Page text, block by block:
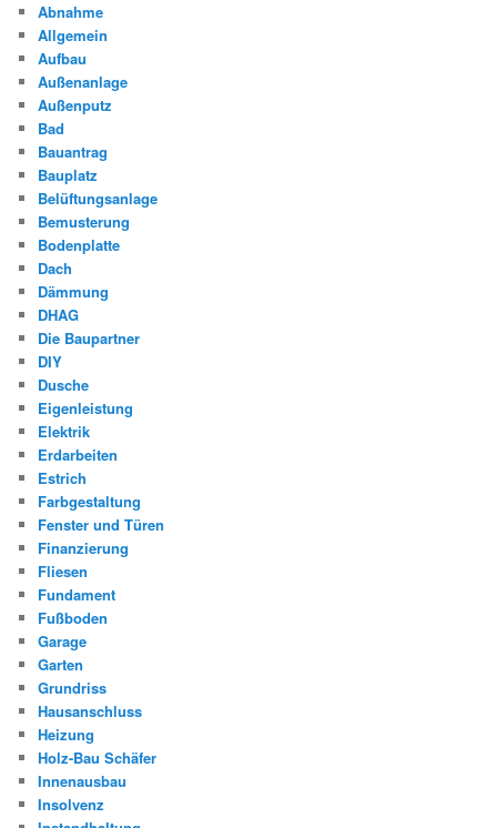
Abnahme
Allgemein
Aufbau
Außenanlage
Außenputz
Bad
Bauantrag
Bauplatz
Belüftungsanlage
Bemusterung
Bodenplatte
Dach
Dämmung
DHAG
Die Baupartner
DIY
Dusche
Eigenleistung
Elektrik
Erdarbeiten
Estrich
Farbgestaltung
Fenster und Türen
Finanzierung
Fliesen
Fundament
Fußboden
Garage
Garten
Grundriss
Hausanschluss
Heizung
Holz-Bau Schäfer
Innenausbau
Insolvenz